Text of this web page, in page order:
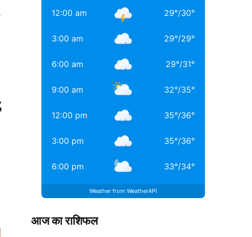
12:00 am 29°/30°
3:00 am 29°/29°
6:00 am 29°/31°
9:00 am 32°/35°
12:00 pm 35°/36°
3:00 pm 35°/36°
6:00 pm 33°/34°
Weather from WeatherAPI
आज का राशिफल